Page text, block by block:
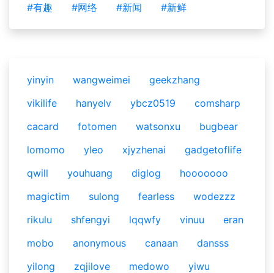
#有趣
#网络 #新闻 #新鲜
yinyin wangweimei
geekzhang
vikilife
hanyelv ybcz0519
comsharp
cacard
fotomen watsonxu
bugbear
lomomo
yleo xjyzhenai
gadgetoflife
qwill
youhuang diglog
hooooooo
magictim
sulong fearless
wodezzz
rikulu
shfengyi lqqwfy vinuu
eran
mobo
anonymous canaan
dansss
yilong
zqjilove medowo
yiwu